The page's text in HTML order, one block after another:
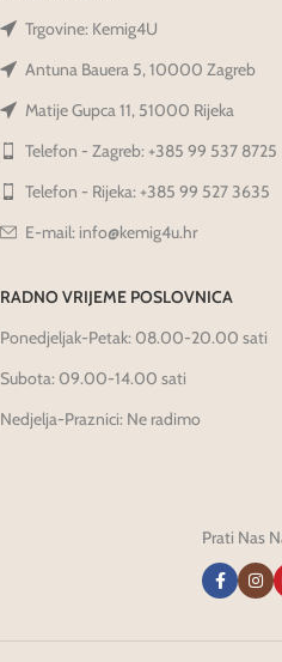
Trgovine: Kemig4U
Antuna Bauera 5, 10000 Zagreb
Matije Gupca 11, 51000 Rijeka
Telefon - Zagreb: +385 99 537 8725
Telefon - Rijeka: +385 99 527 3635
E-mail: info@kemig4u.hr
RADNO VRIJEME POSLOVNICA
Ponedjeljak-Petak: 08.00-20.00 sati
Subota: 09.00-14.00 sati
Nedjelja-Praznici: Ne radimo
Prati Nas